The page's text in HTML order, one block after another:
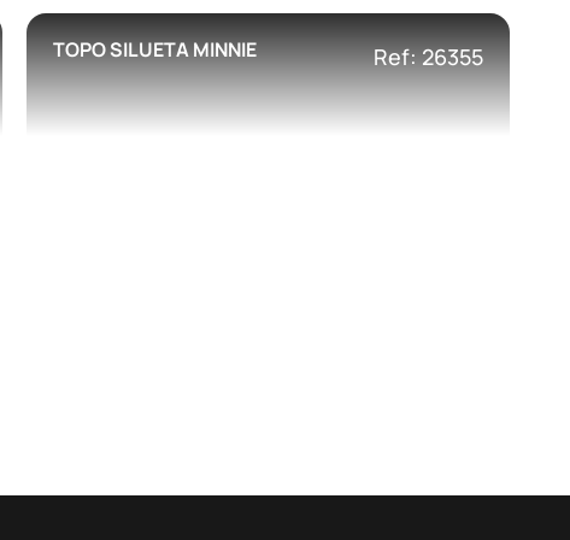
TOPO SILUETA MINNIE Ref: 26355